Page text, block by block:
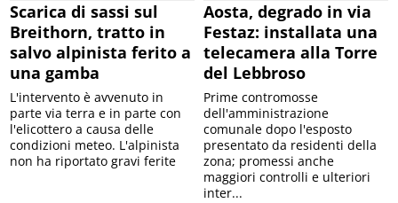
Scarica di sassi sul
Breithorn, tratto in
salvo alpinista ferito a
una gamba
L'intervento è avvenuto in
parte via terra e in parte con
l'elicottero a causa delle
condizioni meteo. L'alpinista
non ha riportato gravi ferite
Aosta, degrado in via
Festaz: installata una
telecamera alla Torre
del Lebbroso
Prime contromosse
dell'amministrazione
comunale dopo l'esposto
presentato da residenti della
zona; promessi anche
maggiori controlli e ulteriori
inter...